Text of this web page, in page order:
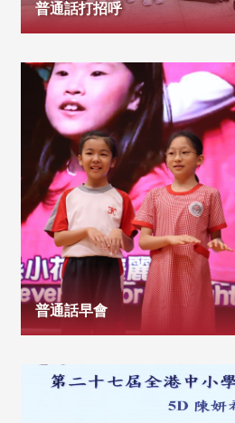
普通話打招呼
普通話早會